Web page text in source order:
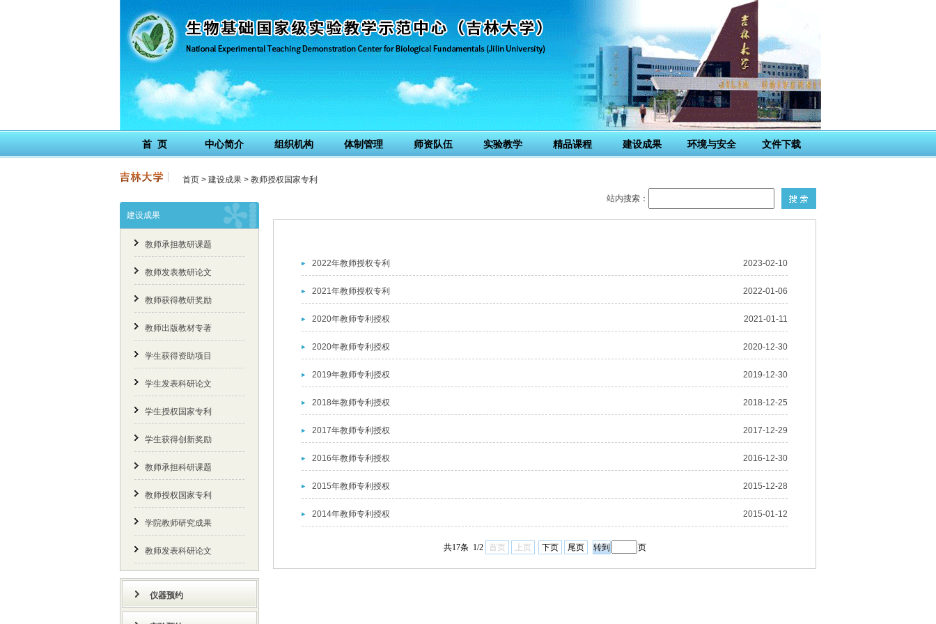
首 页 中心简介 组织机构 体制管理 师资队伍 实验教学 精品课程 建设成果 环境与安全 文件下载
首页 > 建设成果 > 教师授权国家专利
站内搜索：
建设成果
教师承担教研课题
教师发表教研论文
教师获得教研奖励
教师出版教材专著
学生获得资助项目
学生发表科研论文
学生授权国家专利
学生获得创新奖励
教师承担科研课题
教师授权国家专利
学院教师研究成果
教师发表科研论文
仪器预约
2023-02-10
2022年教师授权专利
2022-01-06
2021年教师授权专利
2021-01-11
2020年教师专利授权
2020-12-30
2020年教师专利授权
2019-12-30
2019年教师专利授权
2018-12-25
2018年教师专利授权
2017-12-29
2017年教师专利授权
2016-12-30
2016年教师专利授权
2015-12-28
2015年教师专利授权
2015-01-12
2014年教师专利授权
共17条 1/2 首页 上页 下页 尾页 页